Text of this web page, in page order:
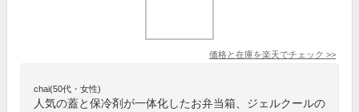
価格と在庫を楽天でチェック >>
chai(50代・女性)
人気の蓋と保冷剤が一体化したお弁当箱、ジェルクールの